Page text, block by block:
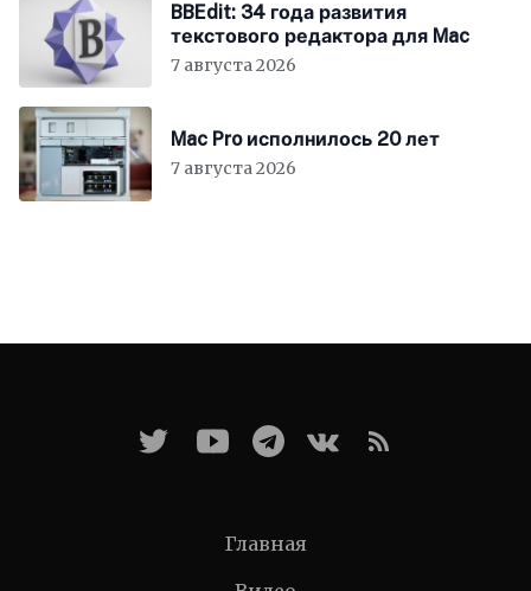
BBEdit: 34 года развития
текстового редактора для Mac
7 августа 2026
Mac Pro исполнилось 20 лет
7 августа 2026
Главная